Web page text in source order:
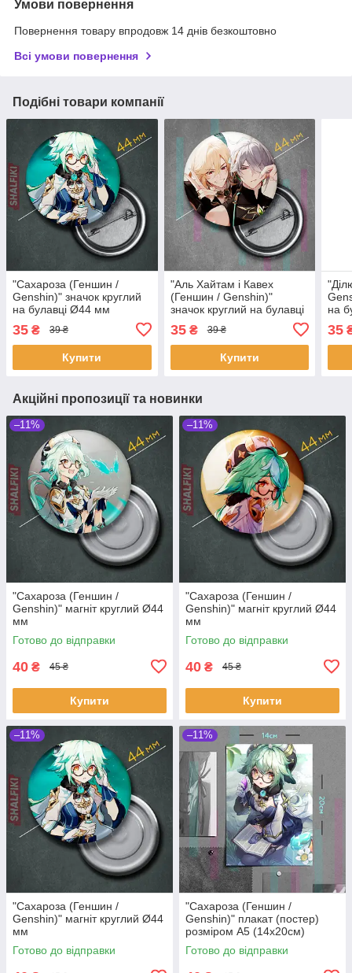
Умови повернення
Повернення товару впродовж 14 днів безкоштовно
Всі умови повернення
Подібні товари компанії
"Сахароза (Геншин /
Genshin)" значок круглий
на булавці Ø44 мм
35 ₴ 39 ₴
Купити
"Аль Хайтам і Кавех
(Геншин / Genshin)"
значок круглий на булавці
35₴ 39 ₴
Купити
на
35
Акційні пропозиції та новинки
–11%
"Сахароза (Геншин /
Genshin)" магніт круглий Ø44
мм
Готово до відправки
40 ₴ 45 ₴
Купити
–11%
"Сахароза (Геншин /
Genshin)" магніт круглий Ø44
мм
Готово до відправки
40 ₴ 45 ₴
Купити
–11%
"Сахароза (Геншин /
Genshin)" магніт круглий Ø44
мм
Готово до відправки
–11%
"Сахароза (Геншин /
Genshin)" плакат (постер)
розміром А5 (14х20см)
Готово до відправки